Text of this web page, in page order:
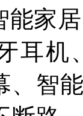
能家
耳机
、智